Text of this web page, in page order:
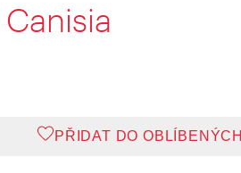
PŘIDAT DO OBLÍBENÝCH